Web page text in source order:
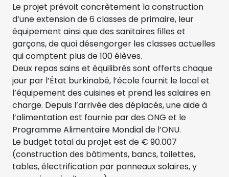
Le projet prévoit concrètement la construction
d’une extension de 6 classes de primaire, leur
équipement ainsi que des sanitaires filles et
garçons, de quoi désengorger les classes actuelles
qui comptent plus de 100 élèves.
Deux repas sains et équilibrés sont offerts chaque
jour par l’État burkinabé, l’école fournit le local et
l’équipement des cuisines et prend les salaires en
charge. Depuis l’arrivée des déplacés, une aide à
l’alimentation est fournie par des ONG et le
Programme Alimentaire Mondial de l’ONU.
Le budget total du projet est de € 90.007
(construction des bâtiments, bancs, toilettes,
tables, électrification par panneaux solaires, y